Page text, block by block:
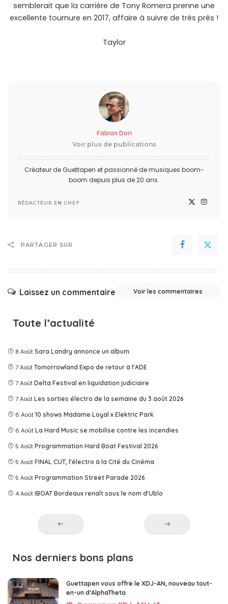
semblerait que la carrière de Tony Romera prenne une
excellente tournure en 2017, affaire à suivre de très près !
Taylor
Fabian Dori
Voir plus de publications
Créateur de Guettapen et passionné de musiques boom-
boom depuis plus de 20 ans.
RÉDACTEUR EN CHEF
PARTAGER SUR
Laissez un commentaire Voir les commentaires
Toute l’actualité
8 Août Sara Landry annonce un album
7 Août Tomorrowland Expo de retour à l'ADE
7 Août Delta Festival en liquidation judiciaire
7 Août Les sorties électro de la semaine du 3 août 2026
6 Août 10 shows Madame Loyal x Elektric Park
6 Août La Hard Music se mobilise contre les incendies
5 Août Programmation Hard Boat Festival 2026
5 Août FINAL CUT, l'électro à la Cité du Cinéma
5 Août Programmation Street Parade 2026
4 Août IBOAT Bordeaux renaît sous le nom d'Ublo
Nos derniers bons plans
Guettapen vous offre le XDJ-AN, nouveau tout-
en-un d’AlphaTheta